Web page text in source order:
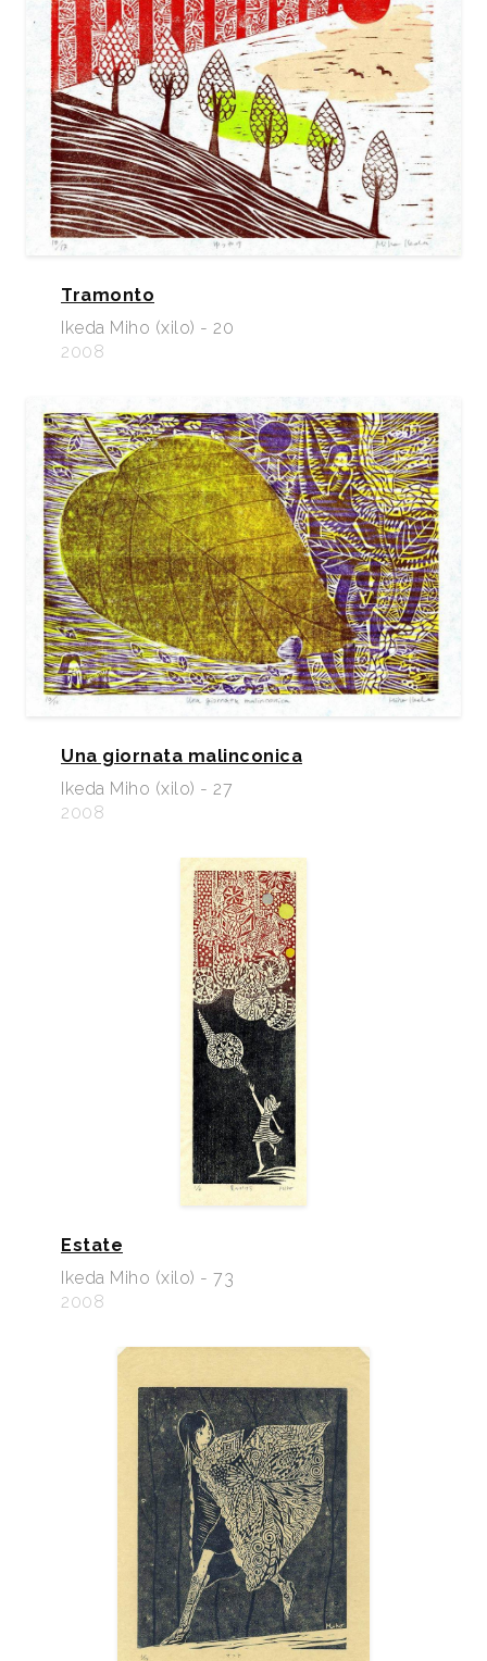
Tramonto
Ikeda Miho (xilo) - 20
2008
Una giornata malinconica
Ikeda Miho (xilo) - 27
2008
Estate
Ikeda Miho (xilo) - 73
2008